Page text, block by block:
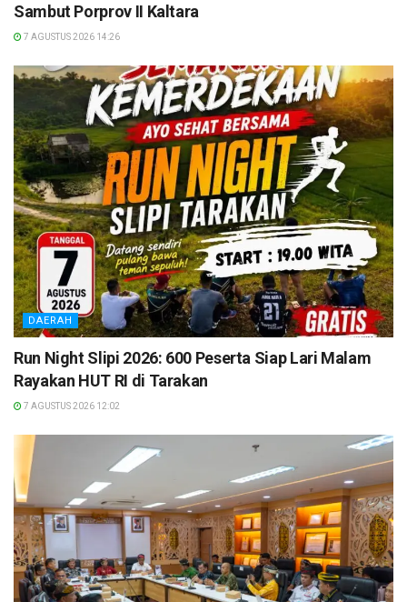
Sambut Porprov II Kaltara
7 AGUSTUS 2026 14:26
DAERAH
Run Night Slipi 2026: 600 Peserta Siap Lari Malam
Rayakan HUT RI di Tarakan
7 AGUSTUS 2026 12:02